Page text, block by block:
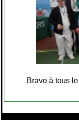
Bravo à tous le